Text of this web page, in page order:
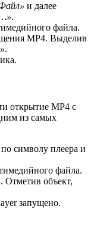
и далее
.
файла.
MP4. Выделив
.
открытие MP4 с
из самых
символу плеера и
файла.
Отметив объект,
запущено.